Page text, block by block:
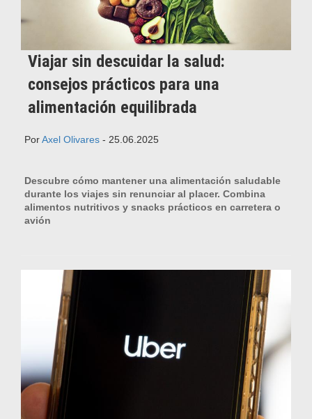
Viajar sin descuidar la salud:
consejos prácticos para una
alimentación equilibrada
PorAxel Olivares - 25.06.2025
Descubre cómo mantener una alimentación saludable
durante los viajes sin renunciar al placer. Combina
alimentos nutritivos y snacks prácticos en carretera o
avión